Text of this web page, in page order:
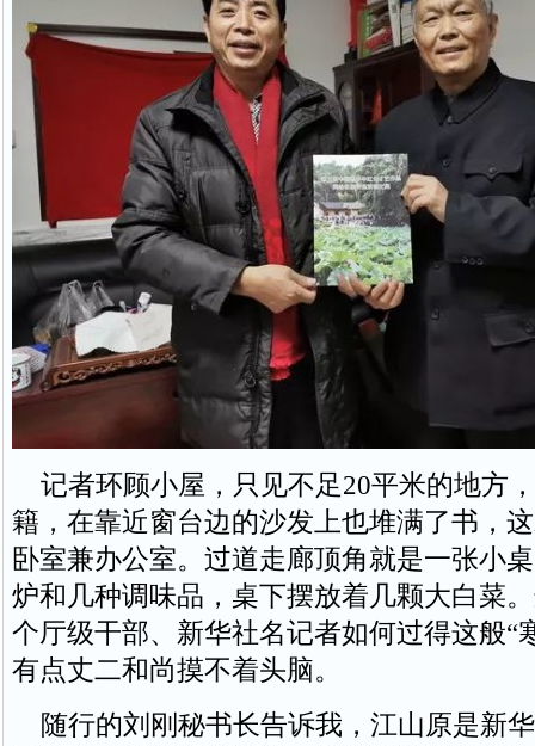
记者环顾小屋，只见不足20平米的地方
籍，在靠近窗台边的沙发上也堆满了书，
卧室兼办公室。过道走廊顶角就是一张小
炉和几种调味品，桌下摆放着几颗大白菜
个厅级干部、新华社名记者如何过得这般“
有点丈二和尚摸不着头脑。
随行的刘刚秘书长告诉我，江山原是新